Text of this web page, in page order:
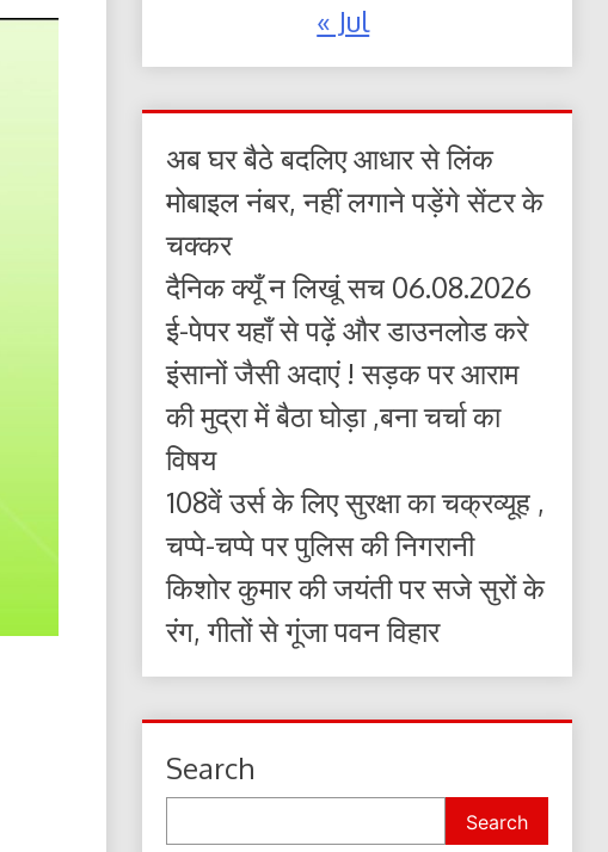
« Jul
अब घर बैठे बदलिए आधार से लिंक
मोबाइल नंबर, नहीं लगाने पड़ेंगे सेंटर के
चक्कर
दैनिक क्यूँ न लिखूं सच 06.08.2026
ई-पेपर यहाँ से पढ़ें और डाउनलोड करे
इंसानों जैसी अदाएं ! सड़क पर आराम
की मुद्रा में बैठा घोड़ा ,बना चर्चा का
विषय
108वें उर्स के लिए सुरक्षा का चक्रव्यूह ,
चप्पे-चप्पे पर पुलिस की निगरानी
किशोर कुमार की जयंती पर सजे सुरों के
रंग, गीतों से गूंजा पवन विहार
Search
Search